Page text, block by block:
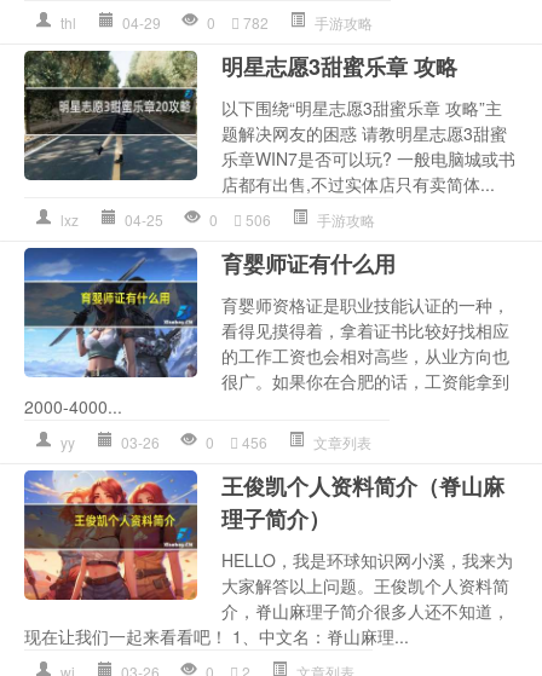
thl 04-29 0 782 手游攻略
明星志愿3甜蜜乐章 攻略
以下围绕“明星志愿3甜蜜乐章 攻略”主
题解决网友的困惑 请教明星志愿3甜蜜
乐章WIN7是否可以玩? 一般电脑城或书
店都有出售,不过实体店只有卖简体...
lxz 04-25 0 506 手游攻略
育婴师证有什么用
育婴师资格证是职业技能认证的一种，
看得见摸得着，拿着证书比较好找相应
的工作工资也会相对高些，从业方向也
很广。如果你在合肥的话，工资能拿到
2000-4000...
yy 03-26 0 456 文章列表
王俊凯个人资料简介（脊山麻
理子简介）
HELLO，我是环球知识网小溪，我来为
大家解答以上问题。王俊凯个人资料简
介，脊山麻理子简介很多人还不知道，
现在让我们一起来看看吧！ 1、中文名：脊山麻理...
wj 03-26 0 2 文章列表